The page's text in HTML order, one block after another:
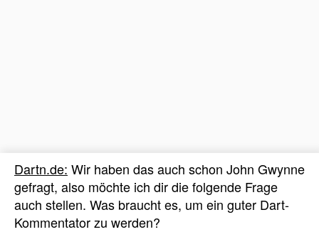
Dartn.de: Wir haben das auch schon John Gwynne
gefragt, also möchte ich dir die folgende Frage
auch stellen. Was braucht es, um ein guter Dart-
Kommentator zu werden?